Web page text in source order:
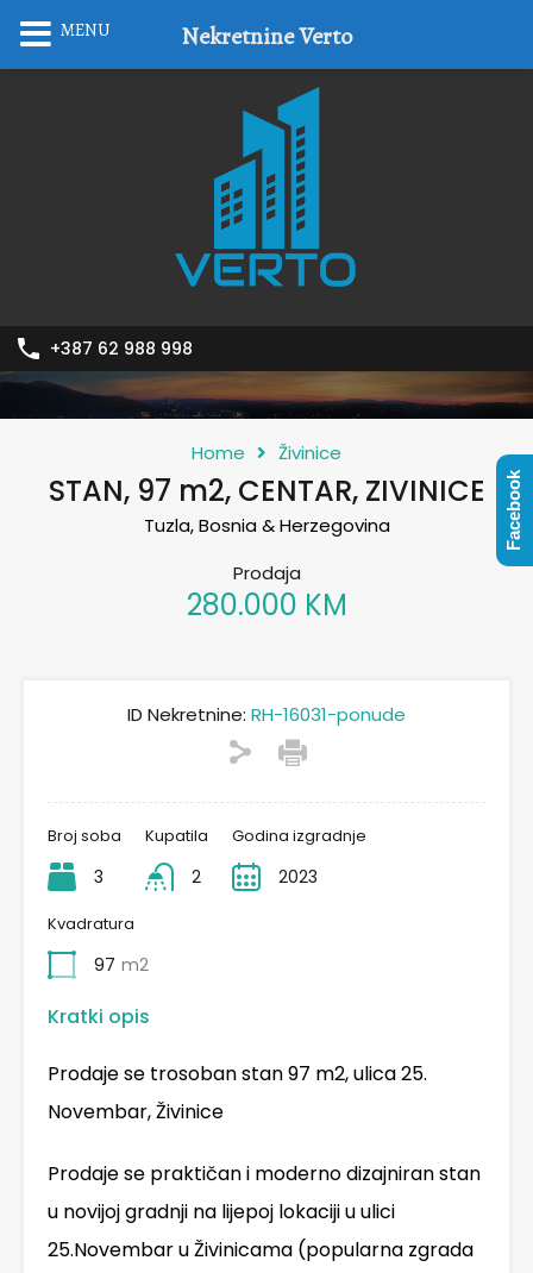
+387 62 988 998
Home Živinice
STAN, 97 m2, CENTAR, ZIVINICE
Tuzla, Bosnia & Herzegovina
Prodaja
280.000 KM
ID Nekretnine: RH-16031-ponude
Broj soba
3
Kupatila
2
Godina izgradnje
2023
Kvadratura
97 m2
Kratki opis
Prodaje se trosoban stan 97 m2, ulica 25.
Novembar, Živinice
Prodaje se praktičan i moderno dizajniran stan
u novijoj gradnji na lijepoj lokaciji u ulici
25.Novembar u Živinicama (popularna zgrada
MENU Nekretnine Verto
Facebook